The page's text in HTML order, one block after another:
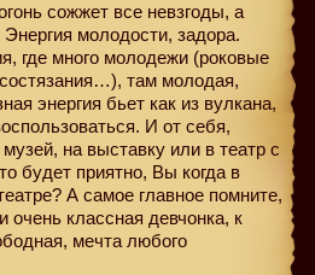
сожжет все невзгоды, а
молодости, задора.
где много молодежи (роковые
там молодая,
энергия бьет как из вулкана,
И от себя,
на выставку или в театр с
будет приятно, Вы когда в
А самое главное помните,
классная девчонка, к
мечта любого